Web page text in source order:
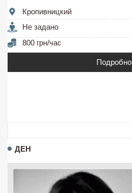
Кропивницкий
Не задано
800 грн/час
Подробно
ДЕН